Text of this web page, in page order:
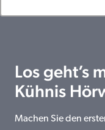
Los geht’s
Kühnis
Machen Sie den